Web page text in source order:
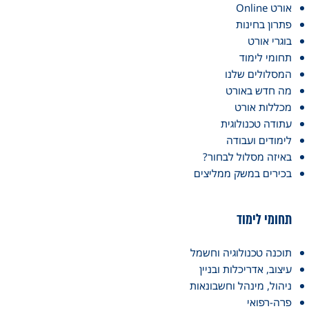
אורט Online
פתרון בחינות
בוגרי אורט
תחומי לימוד
המסלולים שלנו
מה חדש באורט
מכללות אורט
עתודה טכנולוגית
לימודים ועבודה
באיזה מסלול לבחור?
בכירים במשק ממליצים
תחומי לימוד
תוכנה טכנולוגיה וחשמל
עיצוב, אדריכלות ובניין
ניהול, מינהל וחשבונאות
פרה-רפואי